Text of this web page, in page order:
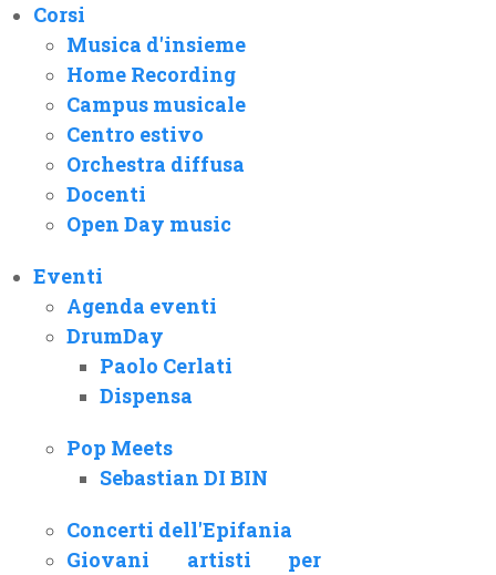
Corsi
Musica d'insieme
Home Recording
Campus musicale
Centro estivo
Orchestra diffusa
Docenti
Open Day music
Eventi
Agenda eventi
DrumDay
Paolo Cerlati
Dispensa
Pop Meets
Sebastian DI BIN
Concerti dell'Epifania
Giovani artisti per